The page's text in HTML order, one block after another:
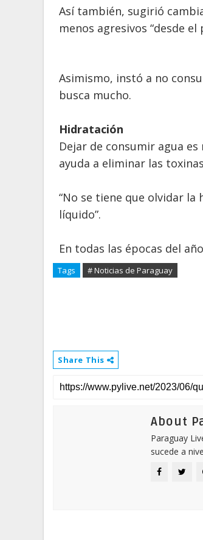
Así también, sugirió
menos agresivos “desde
Asimismo, instó a no
busca mucho.
Hidratación
Dejar de consumir agua
ayuda a eliminar las
“No se tiene que olvidar
líquido”.
En todas las épocas del
Tags # Noticias de Paraguay
Share This
About
Paraguay
sucede a